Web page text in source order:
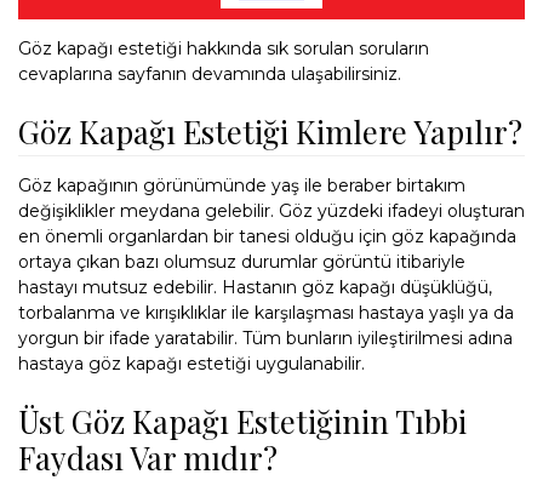
Göz kapağı estetiği hakkında sık sorulan soruların
cevaplarına sayfanın devamında ulaşabilirsiniz.
Göz Kapağı Estetiği Kimlere Yapılır?
Göz kapağının görünümünde yaş ile beraber birtakım
değişiklikler meydana gelebilir. Göz yüzdeki ifadeyi oluşturan
en önemli organlardan bir tanesi olduğu için göz kapağında
ortaya çıkan bazı olumsuz durumlar görüntü itibariyle
hastayı mutsuz edebilir. Hastanın göz kapağı düşüklüğü,
torbalanma ve kırışıklıklar ile karşılaşması hastaya yaşlı ya da
yorgun bir ifade yaratabilir. Tüm bunların iyileştirilmesi adına
hastaya göz kapağı estetiği uygulanabilir.
Üst Göz Kapağı Estetiğinin Tıbbi
Faydası Var mıdır?